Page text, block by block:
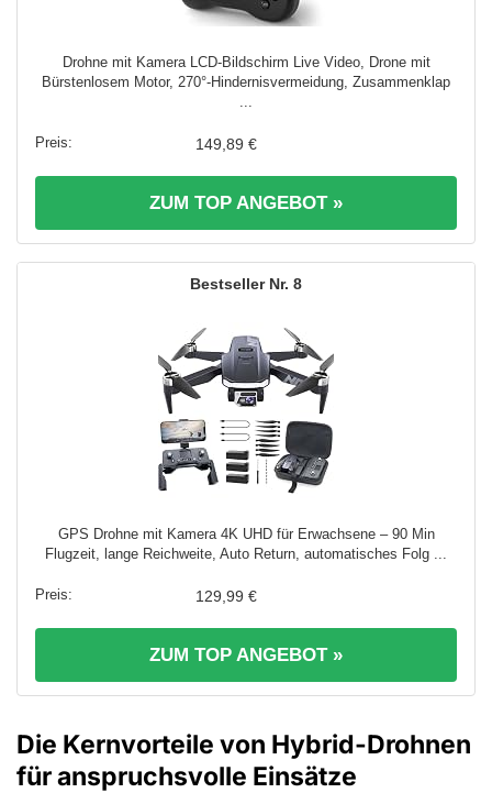
Drohne mit Kamera LCD-Bildschirm Live Video, Drone mit
Bürstenlosem Motor, 270°-Hindernisvermeidung, Zusammenklap
...
149,89 €
ZUM TOP ANGEBOT »
8
GPS Drohne mit Kamera 4K UHD für Erwachsene – 90 Min
Flugzeit, lange Reichweite, Auto Return, automatisches Folg ...
129,99 €
ZUM TOP ANGEBOT »
Die Kernvorteile von Hybrid-Drohnen
für anspruchsvolle Einsätze